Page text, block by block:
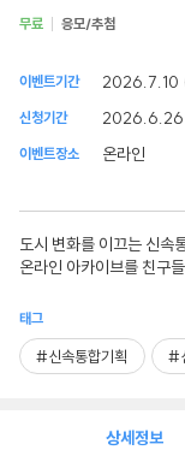
무료 응모/추첨
이벤트기간
신청기간
이벤트장소 온라인
도시 변화를 이끄는 신속
온라인 아카이브를 친구
태그
#신속통합기획 #
상세정보